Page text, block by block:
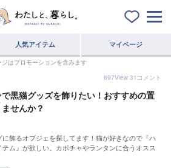
人気アイテム マイページ
ジはプロモーションを含みます
697View 31 コメント
黒猫グッズを飾りたい！おすすめの置
せんか？
飾るオブジェを探してます！猫が好きなので『ハ
ム』が欲しい。カボチャやランタンに合うオスス